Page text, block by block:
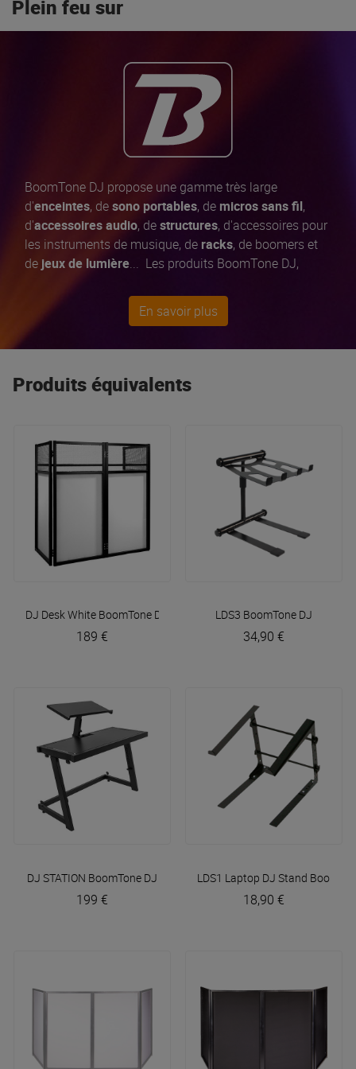
Plein feu sur
BoomTone DJ propose une gamme très large
d'enceintes, desono portables, de micros sans fil,
d'accessoires audio, destructures, d'accessoires pour
les instruments de musique, de racks, de boomers et
de jeux de lumière... Les produits BoomTone DJ,
qualité exigeant et permanentpour vous offrir
toujours le
meilleur rapport qualité / prix
En savoir plus
Produits équivalents
DJ Desk White BoomTone DJ
189 €
LDS3 BoomTone DJ
34,90 €
DJ STATION BoomTone DJ
199 €
LDS1 Laptop DJ Stand
18,90 €